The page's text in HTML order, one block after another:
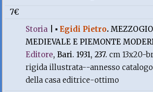
7€
Storia |▪ Egidi Pietro.
MEDIEVALE E PIEMONTE
Editore, Bari. 1931, 237.cm 13x20-
rigida illustrata--annesso
della casa editrice-ottimo